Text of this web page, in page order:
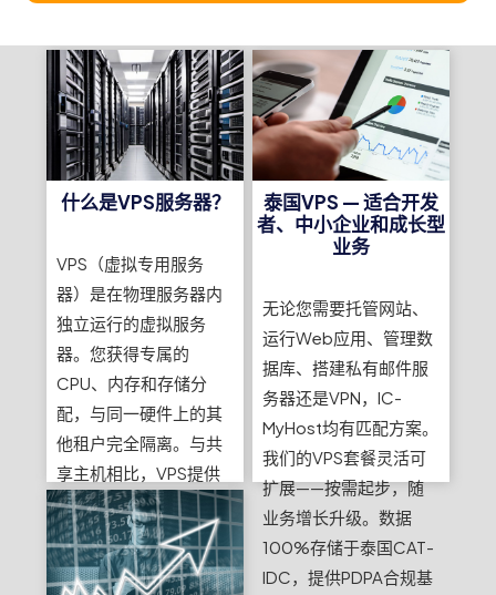
什么是VPS服务器？
VPS（虚拟专用服务
器）是在物理服务器内
独立运行的虚拟服务
器。您获得专属的
CPU、内存和存储分
配，与同一硬件上的其
他租户完全隔离。与共
享主机相比，VPS提供
更高的稳定性、安全性
和控制权，并拥有完整
的Root权限按需定制环
泰国VPS — 适合开发
者、中小企业和成长型
业务
无论您需要托管网站、
运行Web应用、管理数
据库、搭建私有邮件服
务器还是VPN，IC-
MyHost均有匹配方案。
我们的VPS套餐灵活可
扩展——按需起步，随
业务增长升级。数据
100%存储于泰国CAT-
IDC，提供PDPA合规基